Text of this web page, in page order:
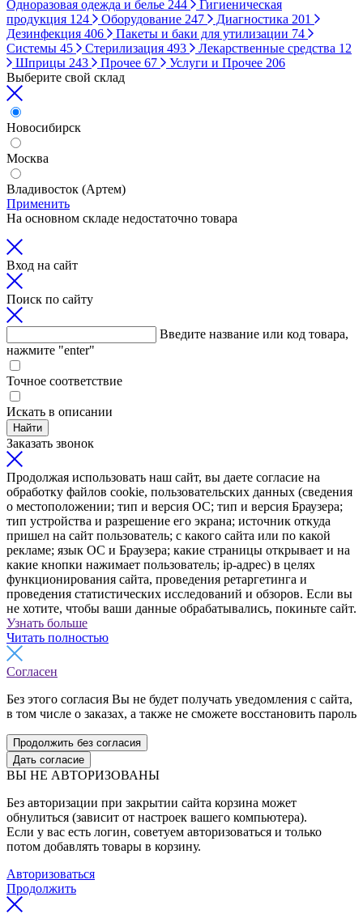
Одноразовая одежда и белье 244
Гигиеническая
продукция 124 Оборудование 247 Диагностика 201
Дезинфекция 406 Пакеты и баки для утилизации 74
Системы 45 Стерилизация 493 Лекарственные средства 12
Шприцы 243 Прочее 67 Услуги и Прочее 206
Выберите свой склад
Новосибирск
Москва
Владивосток (Артем)
Применить
На основном складе недостаточно товара
Вход на сайт
Поиск по сайту
Введите название или код товара,
нажмите "enter"
Точное соответствие
Искать в описании
Найти
Заказать звонок
Продолжая использовать наш сайт, вы даете согласие на
обработку файлов cookie, пользовательских данных (сведения
о местоположении; тип и версия ОС; тип и версия Браузера;
тип устройства и разрешение его экрана; источник откуда
пришел на сайт пользователь; с какого сайта или по какой
рекламе; язык ОС и Браузера; какие страницы открывает и на
какие кнопки нажимает пользователь; ip-адрес) в целях
функционирования сайта, проведения ретаргетинга и
проведения статистических исследований и обзоров. Если вы
не хотите, чтобы ваши данные обрабатывались, покиньте сайт.
Узнать больше
Читать полностью
Согласен
Без этого согласия Вы не будет получать уведомления с сайта,
в том числе о заказах, а также не сможете восстановить пароль
Продолжить без согласия
Дать согласие
ВЫ НЕ АВТОРИЗОВАНЫ
Без авторизации при закрытии сайта корзина может
обнулиться (зависит от настроек вашего компьютера).
Если у вас есть логин, советуем авторизоваться и только
потом добавлять товары в корзину.
Авторизоваться
Продолжить